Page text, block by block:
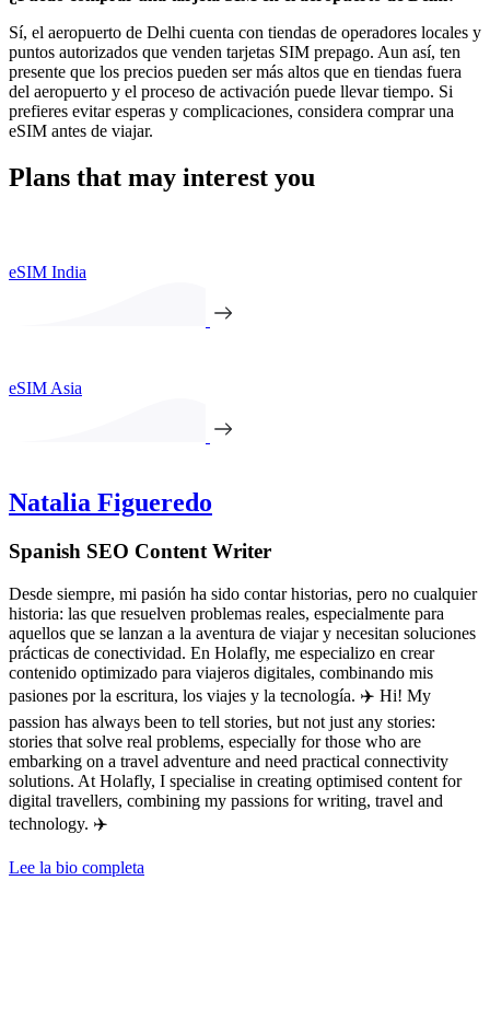
Sí, el aeropuerto de Delhi cuenta con tiendas de operadores locales y
puntos autorizados que venden tarjetas SIM prepago. Aun así, ten
presente que los precios pueden ser más altos que en tiendas fuera
del aeropuerto y el proceso de activación puede llevar tiempo. Si
prefieres evitar esperas y complicaciones, considera comprar una
eSIM antes de viajar.
Plans that may interest you
eSIM India
eSIM Asia
Natalia Figueredo
Spanish SEO Content Writer
Desde siempre, mi pasión ha sido contar historias, pero no cualquier
historia: las que resuelven problemas reales, especialmente para
aquellos que se lanzan a la aventura de viajar y necesitan soluciones
prácticas de conectividad. En Holafly, me especializo en crear
contenido optimizado para viajeros digitales, combinando mis
pasiones por la escritura, los viajes y la tecnología. ✈️ Hi! My
passion has always been to tell stories, but not just any stories:
stories that solve real problems, especially for those who are
embarking on a travel adventure and need practical connectivity
solutions. At Holafly, I specialise in creating optimised content for
digital travellers, combining my passions for writing, travel and
technology. ✈️
Lee la bio completa